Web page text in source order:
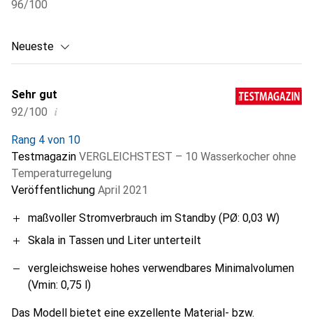
96/100
Neueste
Sehr gut
92/100 i
Rang 4 von 10
Testmagazin VERGLEICHSTEST – 10 Wasserkocher ohne
Temperaturregelung
Veröffentlichung April 2021
maßvoller Stromverbrauch im Standby (PØ: 0,03 W)
Skala in Tassen und Liter unterteilt
vergleichsweise hohes verwendbares Minimalvolumen
(Vmin: 0,75 l)
Das Modell bietet eine exzellente Material- bzw.